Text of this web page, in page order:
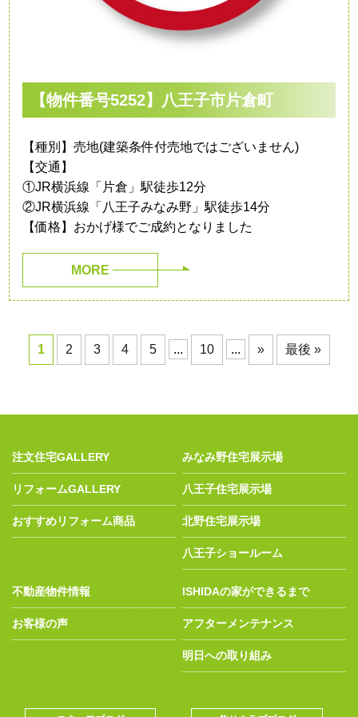
【物件番号5252】八王子市片倉町
【種別】売地(建築条件付売地ではございません)
【交通】
①JR横浜線「片倉」駅徒歩12分
②JR横浜線「八王子みなみ野」駅徒歩14分
【価格】おかげ様でご成約となりました
MORE
1 2 3 4 5 ... 10 ... » 最後 »
注文住宅GALLERY
リフォームGALLERY
おすすめリフォーム商品
みなみ野住宅展示場
八王子住宅展示場
北野住宅展示場
八王子ショールーム
不動産物件情報
お客様の声
ISHIDAの家ができるまで
アフターメンテナンス
明日への取り組み